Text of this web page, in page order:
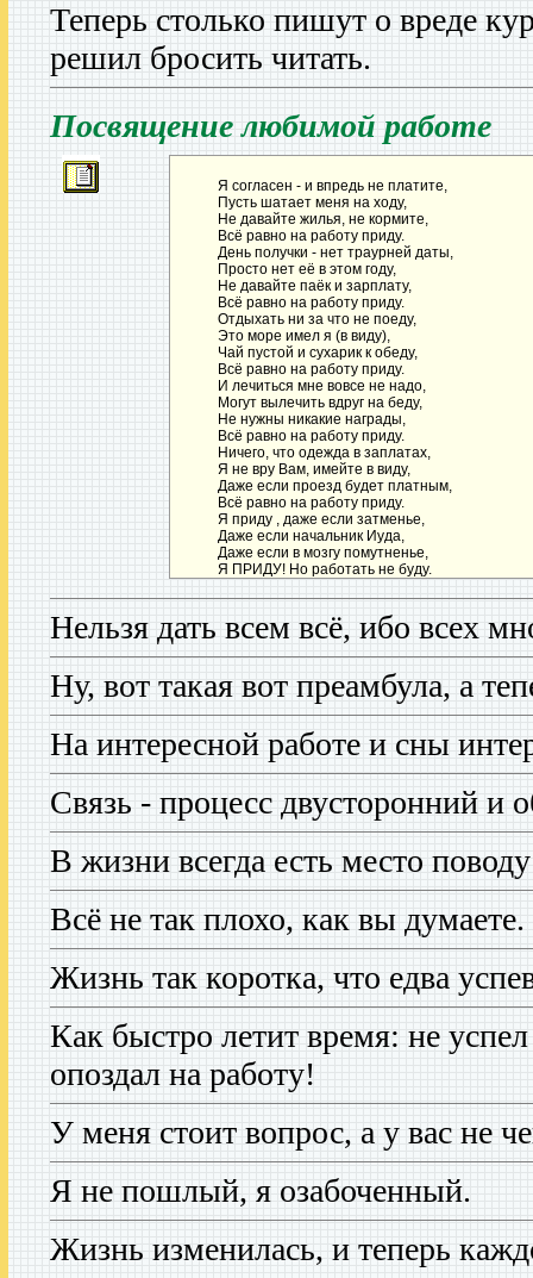
Теперь столько пишут о вреде
решил бросить читать.
Посвящение любимой работе
Я согласен - и впредь не платите,
Пусть шатает меня на ходу,
Не давайте жилья, не кормите,
Всё равно на работу приду.
День получки - нет траурней даты,
Просто нет её в этом году,
Не давайте паёк и зарплату,
Всё равно на работу приду.
Отдыхать ни за что не поеду,
Это море имел я (в виду),
Чай пустой и сухарик к обеду,
Всё равно на работу приду.
И лечиться мне вовсе не надо,
Могут вылечить вдруг на беду,
Не нужны никакие награды,
Всё равно на работу приду.
Ничего, что одежда в заплатах,
Я не вру Вам, имейте в виду,
Даже если проезд будет платным,
Всё равно на работу приду.
Я приду , даже если затменье,
Даже если начальник Иуда,
Даже если в мозгу помутненье,
Я ПРИДУ! Но работать не буду.
Hельзя дать всем всё, ибо всех
Ну, вот такая вот преамбула, а
Hа интересной работе и сны
Связь - процесс двусторонний и
В жизни всегда есть место
Всё не так плохо, как вы
Жизнь так коротка, что едва
Как быстро летит время: не
опоздал на работу!
У меня стоит вопрос, а у вас не
Я не пошлый, я озабоченный.
Жизнь изменилась, и теперь